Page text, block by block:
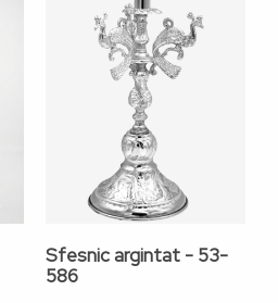
Sfesnic argintat - 53-
586